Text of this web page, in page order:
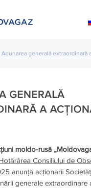
Adunarea generală extraordinară
GENERALĂ
A
moldo-rusă
Consiliului de
anunță acționarii
generale extraordinare